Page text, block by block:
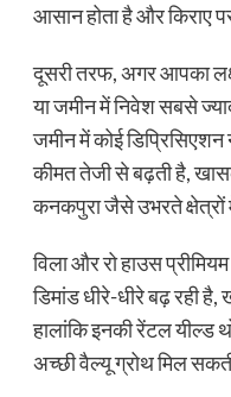
आसान होता है और किराए
दूसरी तरफ, अगर आपका
या जमीन में निवेश सबसे
जमीन में कोई
कीमत तेजी से बढ़ती है,
कनकपुरा जैसे उभरते क्षेत्रों
विला और रो हाउस
डिमांड धीरे-धीरे बढ़ रही
हालांकि इनकी रेंटल यील्ड
अच्छी वैल्यू ग्रोथ मिल